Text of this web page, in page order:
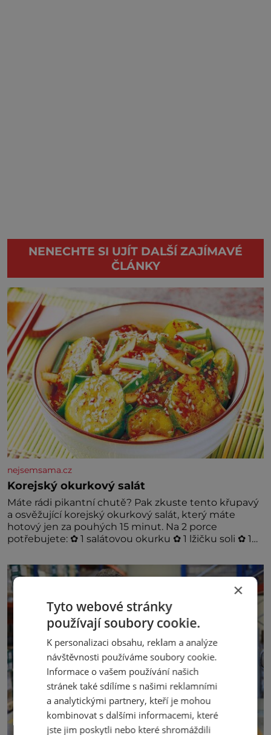
NENECHTE SI UJÍT DALŠÍ ZAJÍMAVÉ
ČLÁNKY
nejsemsama.cz
Korejský okurkový salát
Máte rádi pikantní chutě? Pak zkuste tento křupavý
a osvěžující korejský okurkový salát, který máte
hotový jen za pouhých 15 minut. Na 2 porce
potřebujete: ✿ 1 salátovou okurku ✿ 1 lžičku soli ✿ 1
rýžového octa ✿ 1 lžičku sezamového oleje ✿ 1 lžičku
chilli ✿ 1 lžičku cukru ✿ 1 jarní cibulku ✿ 1 lžíci
sezamových semínek
×
Tyto webové stránky
používají soubory cookie.
K personalizaci obsahu, reklam a analýze
návštěvnosti používáme soubory cookie.
Informace o vašem používání našich
stránek také sdílíme s našimi reklamními
a analytickými partnery, kteří je mohou
kombinovat s dalšími informacemi, které
jste jim poskytli nebo které shromáždili